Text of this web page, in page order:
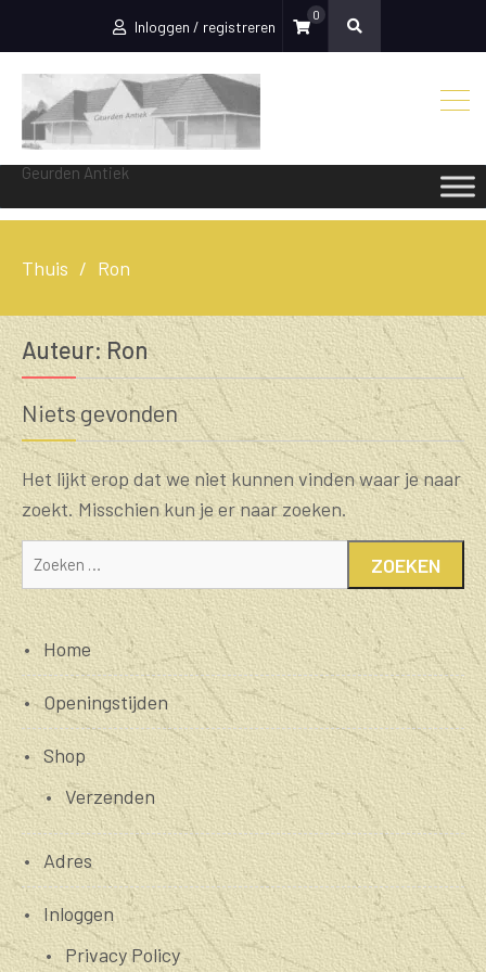
Inloggen / registreren
0
Geurden Antiek
Thuis Ron
Auteur:Ron
Niets gevonden
Het lijkt erop dat we niet kunnen vinden waar je naar
zoekt. Misschien kun je er naar zoeken.
Zoeken
naar:
Home
Openingstijden
Shop
Verzenden
Adres
Inloggen
Privacy Policy